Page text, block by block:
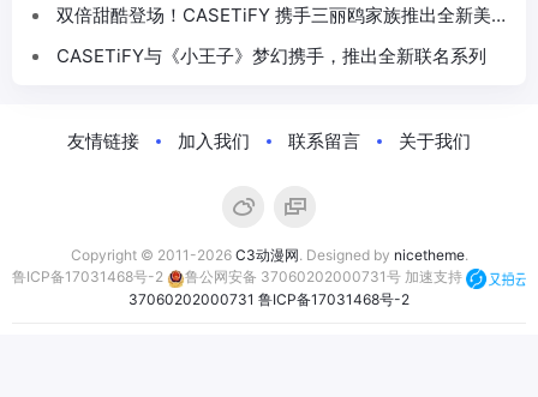
双倍甜酷登场！CASETiFY 携手三丽鸥家族推出全新美乐
蒂 & 酷洛米联名系列
CASETiFY与《小王子》梦幻携手，推出全新联名系列
友情链接 加入我们 联系留言 关于我们
Copyright © 2011-2026 C3动漫网. Designed by nicetheme.
鲁ICP备17031468号-2
鲁公网安备 37060202000731号 加速支持
37060202000731 鲁ICP备17031468号-2